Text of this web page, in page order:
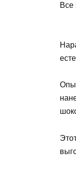
Все